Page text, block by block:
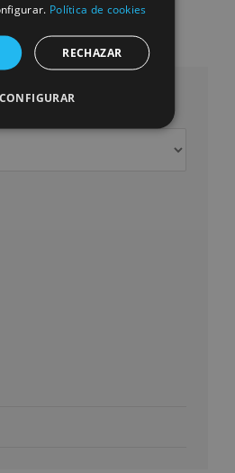
Política de cookies
RECHAZAR
CONFIGURAR